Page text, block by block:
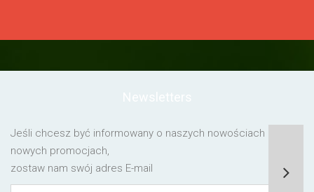
Jeśli chcesz być informowany o naszych nowościach lub o
nowych promocjach,
zostaw nam swój adres E-mail